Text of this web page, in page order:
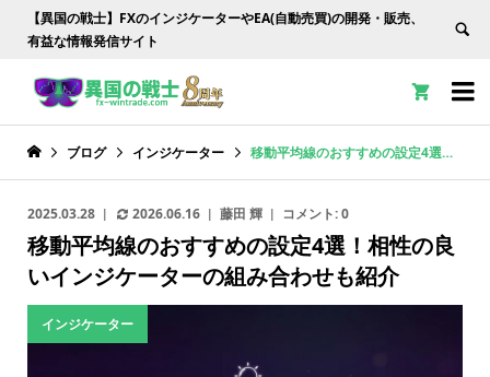
【異国の戦士】FXのインジケーターやEA(自動売買)の開発・販売、
有益な情報発信サイト


ブログ インジケーター 移動平均線のおすすめの設定4選！相性の良いインジケーターの組み合わせも紹介
2025.03.28 2026.06.16 藤田 輝 コメント:0
移動平均線のおすすめの設定4選！相性の良
いインジケーターの組み合わせも紹介
インジケーター